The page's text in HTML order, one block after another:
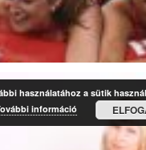
használatához a sütik
információ